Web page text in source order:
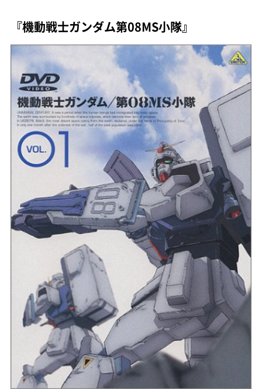
『機動戦士ガンダム第08MS小隊』